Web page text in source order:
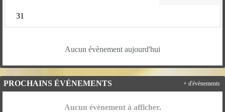
31
Aucun évènement aujourd'hui
PROCHAINS ÉVÉNEMENTS
Aucun évènement à afficher.
+ d'évènements